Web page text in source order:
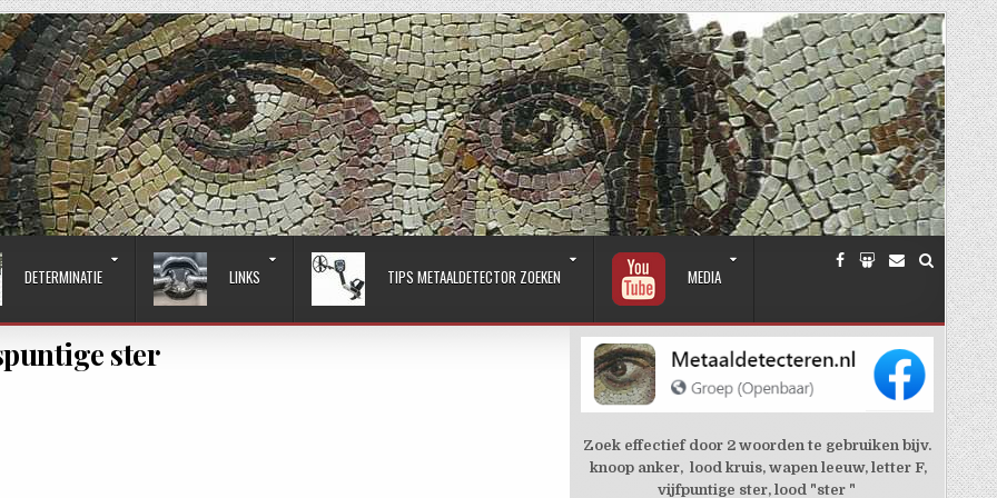
DETERMINATIE LINKS TIPS METAALDETECTOR ZOEKEN MEDIA
ster
Zoek effectief door 2 woorden te gebruiken bijv.
knoop anker, lood kruis, wapen leeuw, letter F,
vijfpuntige ster, lood "ster "